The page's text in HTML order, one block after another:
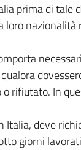
prima di tale
loro
rifiutato. In
Italia, deve
giorni